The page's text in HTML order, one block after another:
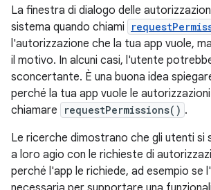
La finestra di dialogo delle
sistema quando chiami
l'autorizzazione che la tua app vuole,
il motivo. In alcuni casi, l'utente
sconcertante. È una buona idea
perché la tua app vuole le
chiamare
requestPermissions() .
Le ricerche dimostrano che gli utenti si
a loro agio con le richieste di
perché l'app le richiede, ad esempio se